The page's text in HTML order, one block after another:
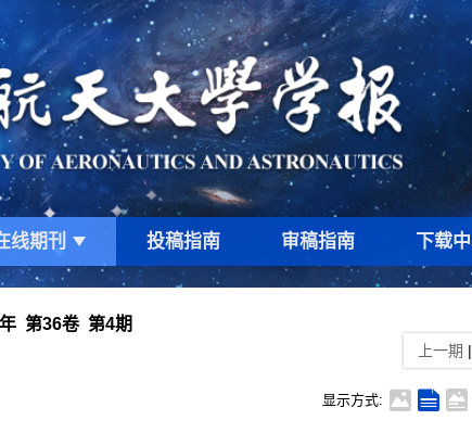
线期刊 投稿指南 审稿指南 下载
第36卷 第4期
上一期 |
显示方式: